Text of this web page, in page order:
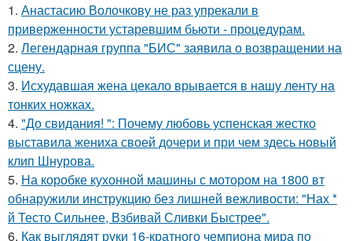
1. Анастасию Волочкову не раз упрекали в
приверженности устаревшим бьюти - процедурам.
2. Легендарная группа "БИС" заявила о возвращении на
сцену.
3. Исхудавшая жена цекало врывается в нашу ленту на
тонких ножках.
4. "До свидания! ": Почему любовь успенская жестко
выставила жениха своей дочери и при чем здесь новый
клип Шнурова.
5. На коробке кухонной машины с мотором на 1800 вт
обнаружили инструкцию без лишней вежливости: "Нах *
й Тесто Сильнее, Взбивай Сливки Быстрее".
6. Как выглядят руки 16-кратного чемпиона мира по